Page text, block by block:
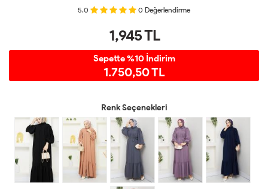
5.0 0 Değerlendirme
1,945TL
Sepette %10 İndirim
1.750,50 TL
Renk Seçenekleri